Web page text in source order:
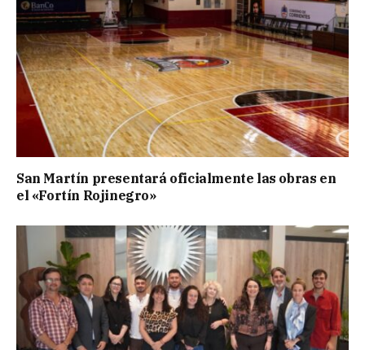
San Martín presentará oficialmente las obras en
el «Fortín Rojinegro»